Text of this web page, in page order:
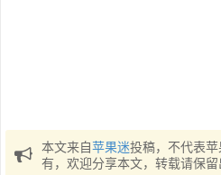
本文来自苹果迷投稿，不代表
有，欢迎分享本文，转载请保留